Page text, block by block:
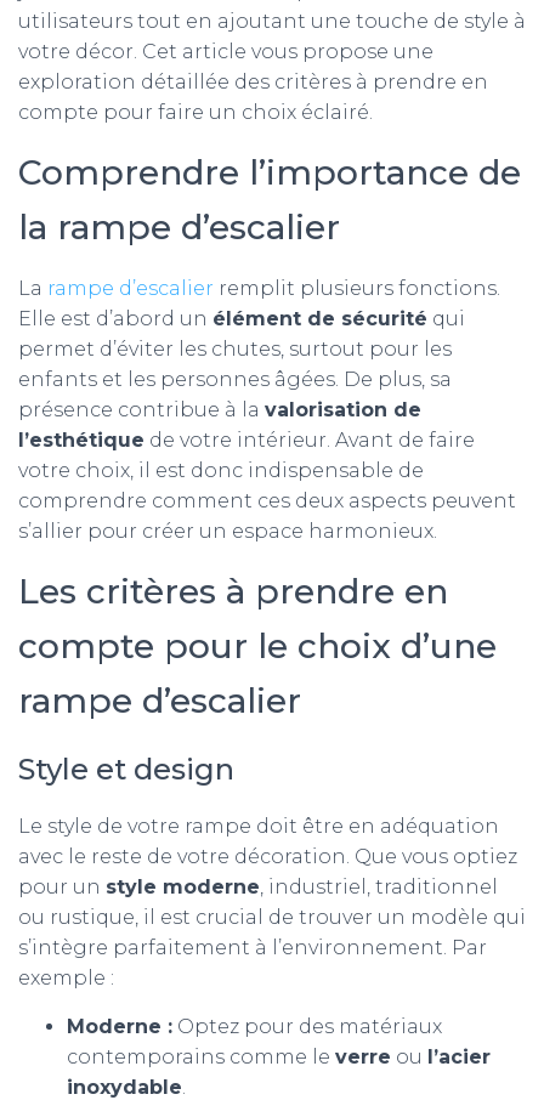
utilisateurs tout en ajoutant une touche de style à
votre décor. Cet article vous propose une
exploration détaillée des critères à prendre en
compte pour faire un choix éclairé.
Comprendre l’importance de
la rampe d’escalier
La rampe d’escalier remplit plusieurs fonctions.
Elle est d’abord un élément de sécurité qui
permet d’éviter les chutes, surtout pour les
enfants et les personnes âgées. De plus, sa
présence contribue à la valorisation de
l’esthétique de votre intérieur. Avant de faire
votre choix, il est donc indispensable de
comprendre comment ces deux aspects peuvent
s’allier pour créer un espace harmonieux.
Les critères à prendre en
compte pour le choix d’une
rampe d’escalier
Style et design
Le style de votre rampe doit être en adéquation
avec le reste de votre décoration. Que vous optiez
pour un style moderne, industriel, traditionnel
ou rustique, il est crucial de trouver un modèle qui
s’intègre parfaitement à l’environnement. Par
exemple :
Moderne : Optez pour des matériaux
contemporains comme le verre ou l’acier
inoxydable.